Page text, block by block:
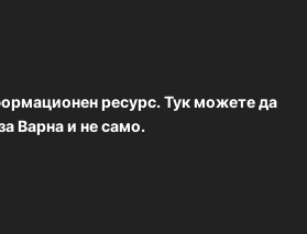
ресурс. Тук можете да
Варна и не само.